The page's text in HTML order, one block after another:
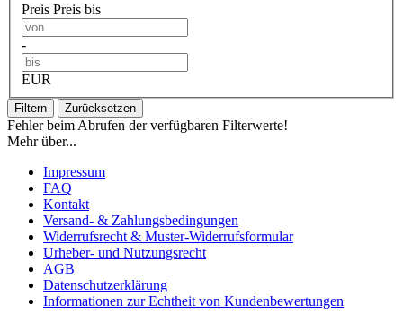
Preis Preis bis
-
EUR
Filtern Zurücksetzen
Fehler beim Abrufen der verfügbaren Filterwerte!
Mehr über...
Impressum
FAQ
Kontakt
Versand- & Zahlungsbedingungen
Widerrufsrecht & Muster-Widerrufsformular
Urheber- und Nutzungsrecht
AGB
Datenschutzerklärung
Informationen zur Echtheit von Kundenbewertungen